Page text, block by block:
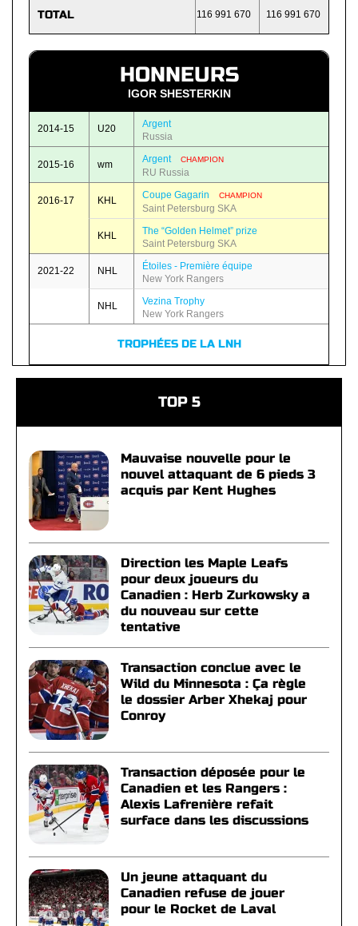
TOTAL 116 991 670 116 991 670
HONNEURS
IGOR SHESTERKIN
2014-15 U20
Argent
Russia
2015-16 wm Argent CHAMPION
RU Russia
2016-17 KHL Coupe Gagarin CHAMPION
Saint Petersburg SKA
KHL
The “Golden Helmet” prize
Saint Petersburg SKA
2021-22 NHL
Étoiles - Première équipe
New York Rangers
NHL
Vezina Trophy
New York Rangers
TROPHÉES DE LA LNH
TOP 5
Mauvaise nouvelle pour le
nouvel attaquant de 6 pieds 3
acquis par Kent Hughes
Direction les Maple Leafs
pour deux joueurs du
Canadien : Herb Zurkowsky a
du nouveau sur cette
tentative
Transaction conclue avec le
Wild du Minnesota : Ça règle
le dossier Arber Xhekaj pour
Conroy
Transaction déposée pour le
Canadien et les Rangers :
Alexis Lafrenière refait
surface dans les discussions
Un jeune attaquant du
Canadien refuse de jouer
pour le Rocket de Laval